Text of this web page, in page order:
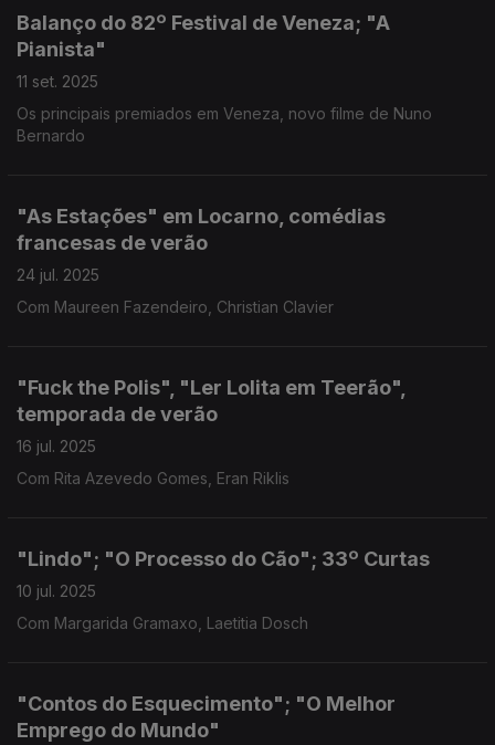
Balanço do 82º Festival de Veneza; "A
Pianista"
11 set. 2025
Os principais premiados em Veneza, novo filme de Nuno
Bernardo
"As Estações" em Locarno, comédias
francesas de verão
24 jul. 2025
Com Maureen Fazendeiro, Christian Clavier
"Fuck the Polis", "Ler Lolita em Teerão",
temporada de verão
16 jul. 2025
Com Rita Azevedo Gomes, Eran Riklis
"Lindo"; "O Processo do Cão"; 33º Curtas
10 jul. 2025
Com Margarida Gramaxo, Laetitia Dosch
"Contos do Esquecimento"; "O Melhor
Emprego do Mundo"